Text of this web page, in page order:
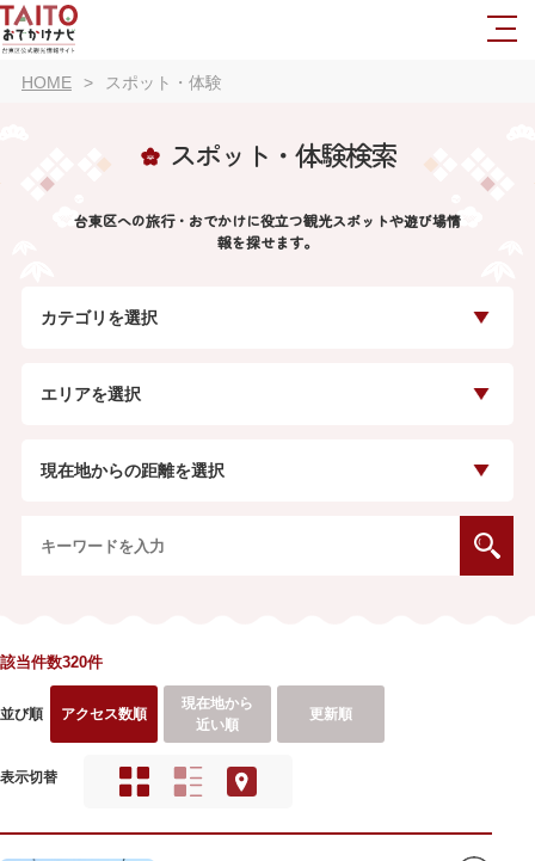
HOME スポット・体験
スポット・体験検索
台東区への旅行・おでかけに役立つ観光スポットや遊び場情
報を探せます。
カテゴリを選択
エリアを選択
現在地からの距離を選択
該当件数320件
並び順 アクセス数順
現在地から
近い順
更新順
表示切替